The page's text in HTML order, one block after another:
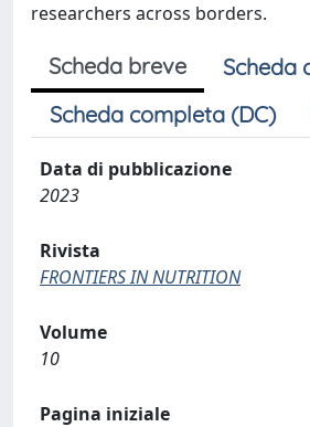
researchers across borders.
Scheda breve
Scheda
Scheda completa (DC)
Data di pubblicazione
2023
Rivista
FRONTIERS IN NUTRITION
Volume
10
Pagina iniziale